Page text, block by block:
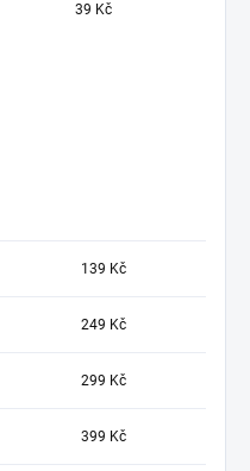
39 Kč
139 Kč
249 Kč
299 Kč
399 Kč